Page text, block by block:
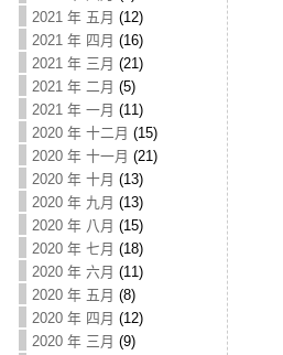
2021 年 五月 (12)
2021 年 四月 (16)
2021 年 三月 (21)
2021 年 二月 (5)
2021 年 一月 (11)
2020 年 十二月 (15)
2020 年 十一月 (21)
2020 年 十月 (13)
2020 年 九月 (13)
2020 年 八月 (15)
2020 年 七月 (18)
2020 年 六月 (11)
2020 年 五月 (8)
2020 年 四月 (12)
2020 年 三月 (9)